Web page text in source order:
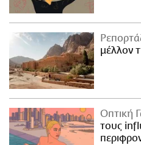
μέλλον
Οπτική
τους